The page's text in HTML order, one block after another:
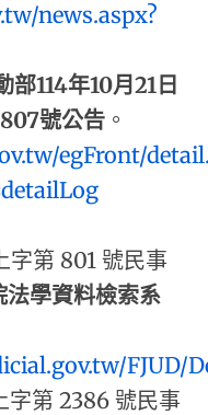
news.aspx?
部114年10月21日
號公告 。
egFront/
字第 801 號民事
法學資料檢索系
FJUD/
字第 2386 號民事